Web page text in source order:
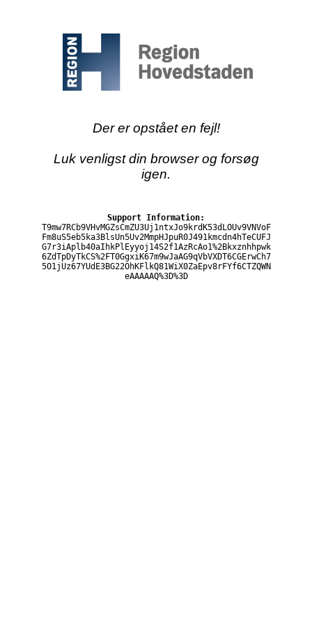
Der er opstået en fejl!
Luk venligst din browser og forsøg
igen.
Support Information:
T9mw7RCb9VHvMGZsCmZU3Uj1ntxJo9krdK53dLOUv9VNVoF
Fm8uS5eb5ka3BlsUn5Uv2MmpHJpuR0J491kmcdn4hTeCUFJ
G7r3iAplb40aIhkPlEyyoj14S2f1AzRcAo1%2Bkxznhhpwk
6ZdTpDyTkCS%2FT0GgxiK67m9wJaAG9qVbVXDT6CGErwCh7
5O1jUz67YUdE3BG22OhKFlkQ81WiX0ZaEpv8rFYf6CTZQWN
eAAAAAQ%3D%3D